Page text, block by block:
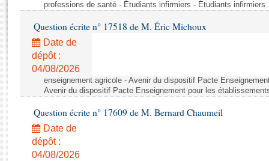
Rapports d'information
Rapports d'enquête
Rapports législatifs
Baromètre de l’application des lois
Dossiers législatifs
Budget et sécurité sociale
Questions écrites et orales
Anciennes législatures
Liens vers les sites publics
professions de santé - Étudiants infirmiers - Étudiants infirmiers
Question écrite n° 17518 de M. Éric Michoux
Date de
dépôt :
04/08/2026
enseignement agricole - Avenir du dispositif Pacte
Avenir du dispositif Pacte Enseignement pour les
Question écrite n° 17609 de M. Bernard Chaumeil
Date de
dépôt :
04/08/2026